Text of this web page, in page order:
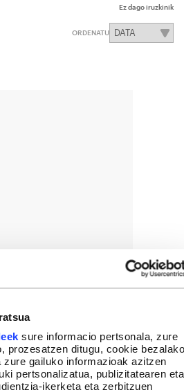
sure informacio pertsonala, zure
prozesatzen ditugu, cookie bezalako
zure gailuko informazioak azitzen
pertsonalizatua, publizitatearen eta
ikerketa eta zerbitzuen
Ez dago iruzkinik
ORDENATU